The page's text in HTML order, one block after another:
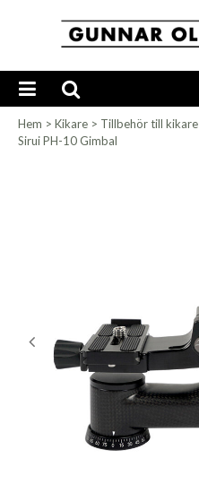
Hem > Kikare > Tillbehör till kikare
Sirui PH-10 Gimbal